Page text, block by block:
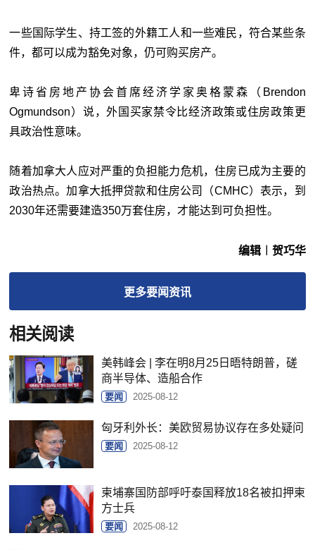
一些国际学生、持工签的外籍工人和一些难民，符合某些条
件，都可以成为豁免对象，仍可购买房产。
卑诗省房地产协会首席经济学家奥格蒙森（Brendon
Ogmundson）说，外国买家禁令比经济政策或住房政策更
具政治性意味。
随着加拿大人应对严重的负担能力危机，住房已成为主要的
政治热点。加拿大抵押贷款和住房公司（CMHC）表示，到
2030年还需要建造350万套住房，才能达到可负担性。
编辑︱贺巧华
更多要闻资讯
相关阅读
美韩峰会 | 李在明8月25日晤特朗普，磋
商半导体、造船合作
要闻 2025-08-12
匈牙利外长：美欧贸易协议存在多处疑问
要闻 2025-08-12
柬埔寨国防部呼吁泰国释放18名被扣押柬
方士兵
要闻 2025-08-12